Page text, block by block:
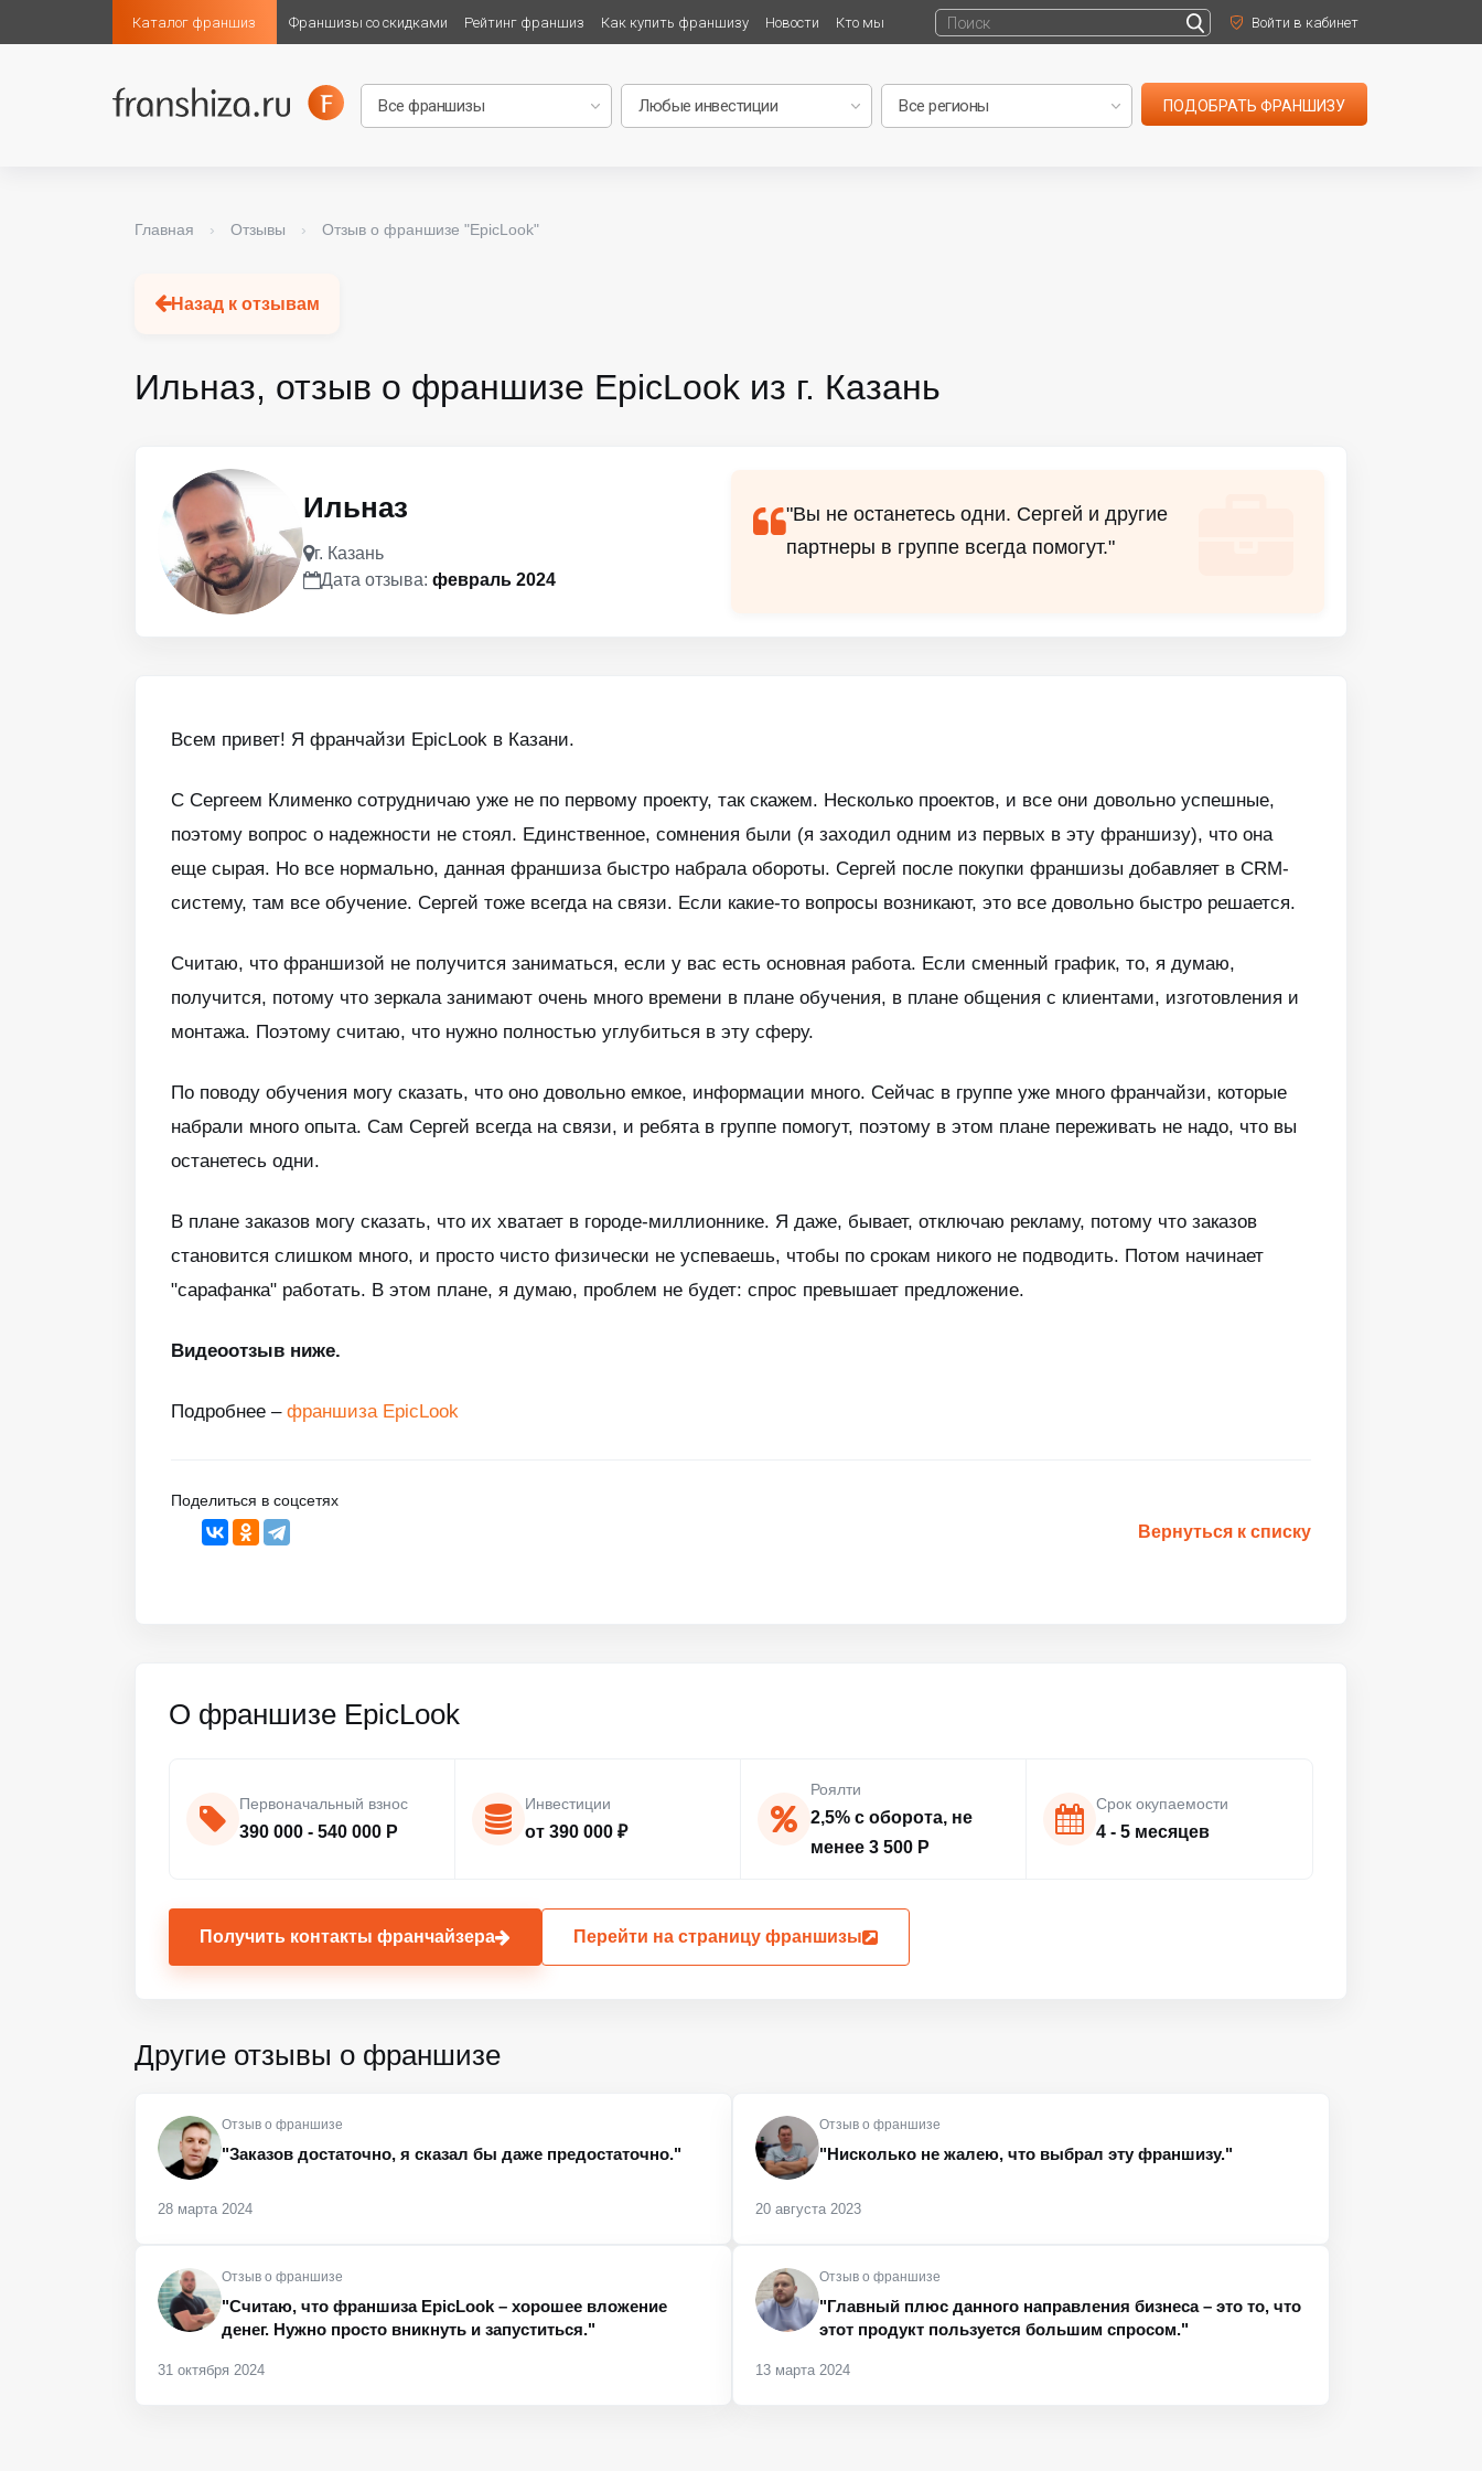
Каталог франшиз Франшизы со скидками Рейтинг франшиз Как купить франшизу Новости Кто мы Войти в кабинет
ПОДОБРАТЬ ФРАНШИЗУ
Главная › Отзывы › Отзыв о франшизе "EpicLook"
Назад к отзывам
Ильназ, отзыв о франшизе EpicLook из г. Казань
Ильназ
г. Казань
Дата отзыва: февраль 2024
"Вы не останетесь одни. Сергей и другие
партнеры в группе всегда помогут."
Всем привет! Я франчайзи EpicLook в Казани.
С Сергеем Клименко сотрудничаю уже не по первому проекту, так скажем. Несколько проектов, и все они довольно успешные,
поэтому вопрос о надежности не стоял. Единственное, сомнения были (я заходил одним из первых в эту франшизу), что она
еще сырая. Но все нормально, данная франшиза быстро набрала обороты. Сергей после покупки франшизы добавляет в CRM-
систему, там все обучение. Сергей тоже всегда на связи. Если какие-то вопросы возникают, это все довольно быстро решается.
Считаю, что франшизой не получится заниматься, если у вас есть основная работа. Если сменный график, то, я думаю,
получится, потому что зеркала занимают очень много времени в плане обучения, в плане общения с клиентами, изготовления и
монтажа. Поэтому считаю, что нужно полностью углубиться в эту сферу.
По поводу обучения могу сказать, что оно довольно емкое, информации много. Сейчас в группе уже много франчайзи, которые
набрали много опыта. Сам Сергей всегда на связи, и ребята в группе помогут, поэтому в этом плане переживать не надо, что вы
останетесь одни.
В плане заказов могу сказать, что их хватает в городе-миллионнике. Я даже, бывает, отключаю рекламу, потому что заказов
становится слишком много, и просто чисто физически не успеваешь, чтобы по срокам никого не подводить. Потом начинает
"сарафанка" работать. В этом плане, я думаю, проблем не будет: спрос превышает предложение.
Видеоотзыв ниже.
Подробнее – франшиза EpicLook
Поделиться в соцсетях
Вернуться к списку
О франшизе EpicLook
Первоначальный взнос
390 000 - 540 000 Р
Инвестиции
от 390 000 ₽
Роялти
2,5% с оборота, не
менее 3 500 Р
Срок окупаемости
4 - 5 месяцев
Получить контакты франчайзера Перейти на страницу франшизы
Другие отзывы о франшизе
Отзыв о франшизе
"Заказов достаточно, я сказал бы даже предостаточно."
28 марта 2024
Отзыв о франшизе
"Нисколько не жалею, что выбрал эту франшизу."
20 августа 2023
Отзыв о франшизе
"Считаю, что франшиза EpicLook – хорошее вложение
денег. Нужно просто вникнуть и запуститься."
31 октября 2024
Отзыв о франшизе
"Главный плюс данного направления бизнеса – это то, что
этот продукт пользуется большим спросом."
13 марта 2024